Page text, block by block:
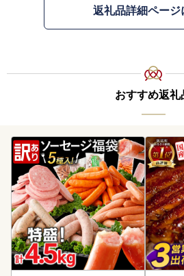
返礼品詳細ページ
おすすめ返礼